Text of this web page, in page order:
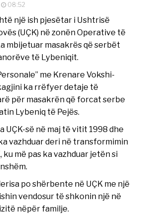
08:52
një ish pjesëtar i Ushtrisë
(UÇK) në zonën Operative të
mbijetuar masakrës që serbët
të Lybeniqit.
me Krenare Vokshi-
ka rrëfyer detaje të
për masakrën që forcat serbe
Lybeniq të Pejës.
UÇK-së në maj të vitit 1998 dhe
vazhduar deri në transformimin
ku më pas ka vazhduar jetën si
po shërbente në UÇK me një
vendosur të shkonin një në
nëpër familje.